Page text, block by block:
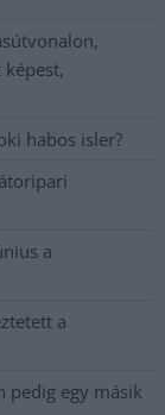
habos isler?
a
a
pedig egy másik